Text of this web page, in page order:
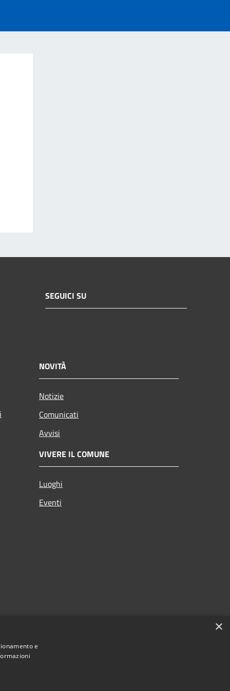
SEGUICI SU
NOVITÀ
Notizie
Comunicati
Avvisi
VIVERE IL COMUNE
Luoghi
Eventi
×
e